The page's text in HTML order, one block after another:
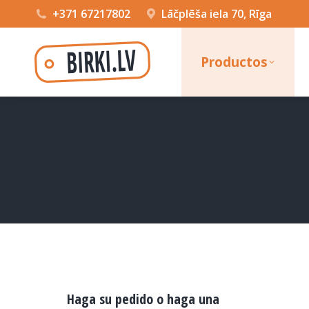
+371 67217802 Lāčplēša iela 70, Rīga
Productos
Haga su pedido o haga una